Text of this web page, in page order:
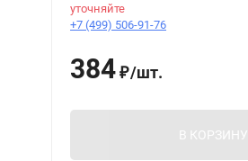
уточняйте
+7 (499) 506-91-76
384 ₽/шт.
В КОРЗИНУ